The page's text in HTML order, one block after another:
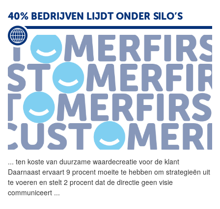
40% BEDRIJVEN LIJDT ONDER SILO’S
... ten koste van duurzame waardecreatie voor de klant
Daarnaast ervaart 9 procent moeite te hebben om strategieën uit
te voeren en stelt 2 procent dat de directie geen visie
communiceert ...